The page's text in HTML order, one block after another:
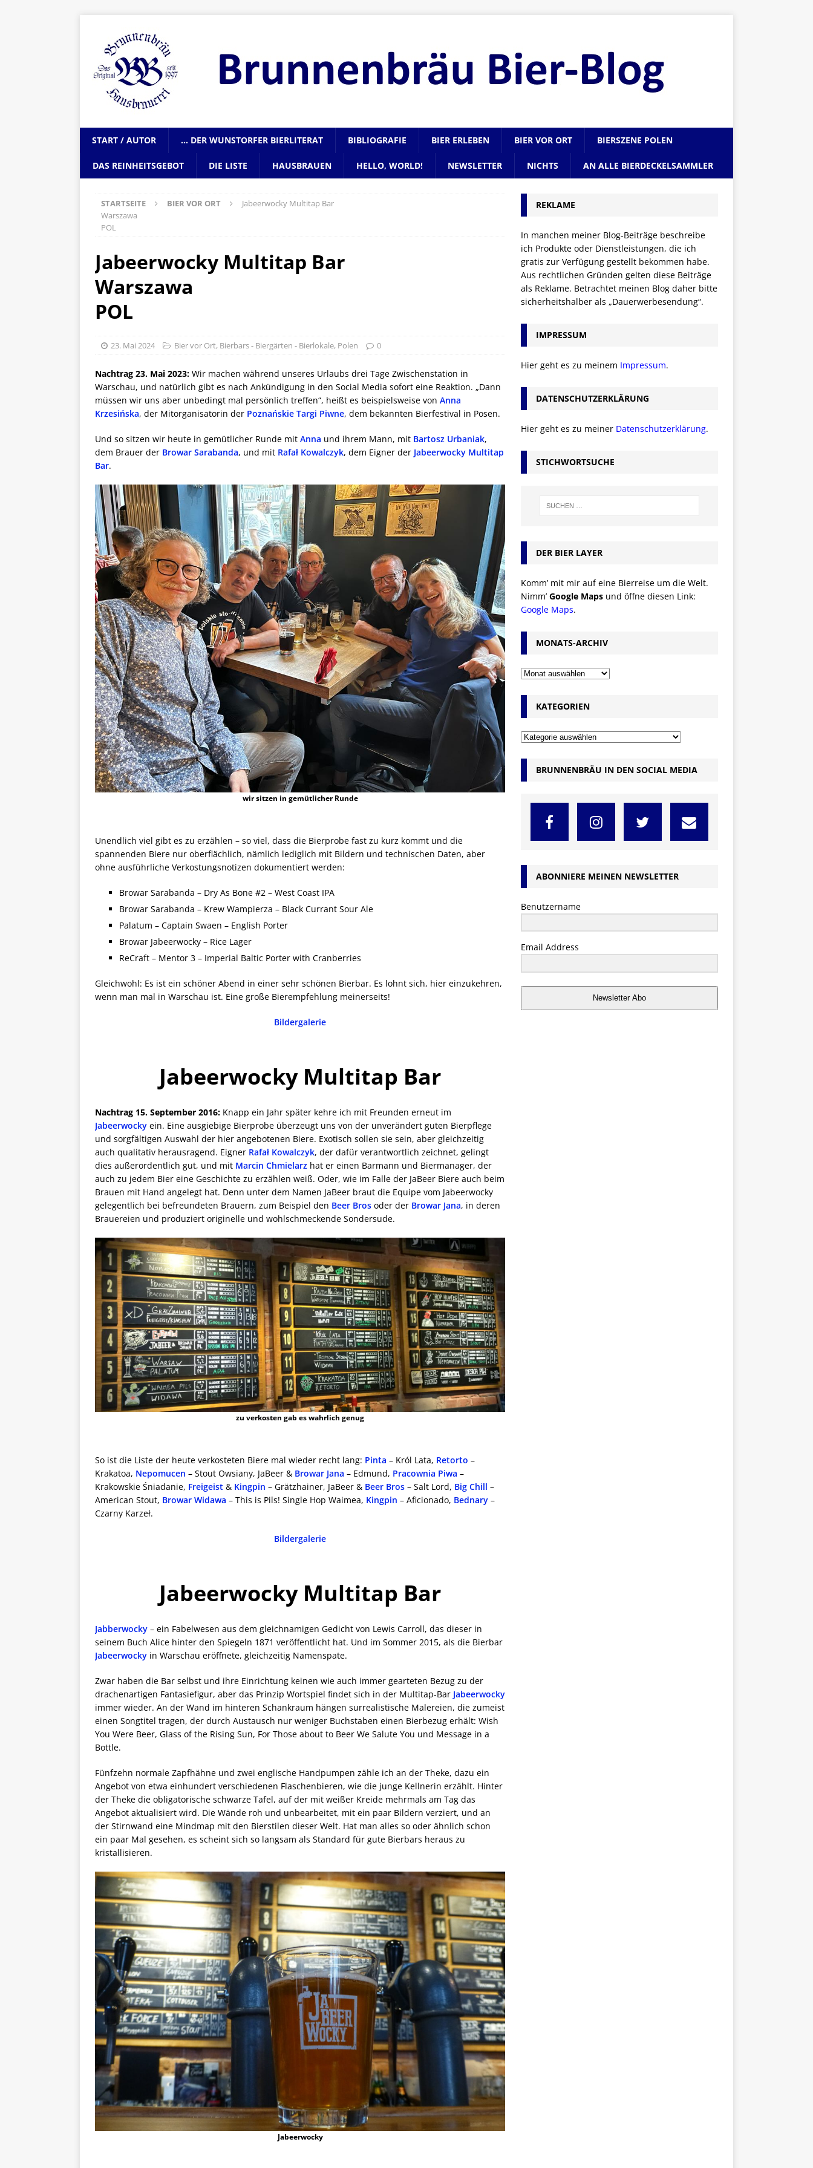
START / AUTOR … DER WUNSTORFER BIERLITERAT BIBLIOGRAFIE BIER ERLEBEN BIER VOR ORT BIERSZENE POLEN
DAS REINHEITSGEBOT DIE LISTE HAUSBRAUEN HELLO, WORLD! NEWSLETTER NICHTS AN ALLE BIERDECKELSAMMLER
STARTSEITE BIER VOR ORT
Jabeerwocky Multitap Bar
Warszawa
POL
Jabeerwocky Multitap Bar
Warszawa
POL
23. Mai 2024 Bier vor Ort, Bierbars - Biergärten - Bierlokale, Polen 0
Nachtrag 23. Mai 2023: Wir machen während unseres Urlaubs drei Tage Zwischenstation in
Warschau, und natürlich gibt es nach Ankündigung in den Social Media sofort eine Reaktion. „Dann
müssen wir uns aber unbedingt mal persönlich treffen“, heißt es beispielsweise von Anna
Krzesińska, der Mitorganisatorin der Poznańskie Targi Piwne, dem bekannten Bierfestival in Posen.
Und so sitzen wir heute in gemütlicher Runde mit Anna und ihrem Mann, mit Bartosz Urbaniak,
dem Brauer der Browar Sarabanda, und mit Rafał Kowalczyk, dem Eigner der Jabeerwocky Multitap
Bar.
wir sitzen in gemütlicher Runde
Unendlich viel gibt es zu erzählen – so viel, dass die Bierprobe fast zu kurz kommt und die
spannenden Biere nur oberflächlich, nämlich lediglich mit Bildern und technischen Daten, aber
ohne ausführliche Verkostungsnotizen dokumentiert werden:
Browar Sarabanda – Dry As Bone #2 – West Coast IPA
Browar Sarabanda – Krew Wampierza – Black Currant Sour Ale
Palatum – Captain Swaen – English Porter
Browar Jabeerwocky – Rice Lager
ReCraft – Mentor 3 – Imperial Baltic Porter with Cranberries
Gleichwohl: Es ist ein schöner Abend in einer sehr schönen Bierbar. Es lohnt sich, hier einzukehren,
wenn man mal in Warschau ist. Eine große Bierempfehlung meinerseits!
Bildergalerie
Jabeerwocky Multitap Bar
Nachtrag 15. September 2016: Knapp ein Jahr später kehre ich mit Freunden erneut im
Jabeerwocky ein. Eine ausgiebige Bierprobe überzeugt uns von der unverändert guten Bierpflege
und sorgfältigen Auswahl der hier angebotenen Biere. Exotisch sollen sie sein, aber gleichzeitig
auch qualitativ herausragend. Eigner Rafał Kowalczyk, der dafür verantwortlich zeichnet, gelingt
dies außerordentlich gut, und mit Marcin Chmielarz hat er einen Barmann und Biermanager, der
auch zu jedem Bier eine Geschichte zu erzählen weiß. Oder, wie im Falle der JaBeer Biere auch beim
Brauen mit Hand angelegt hat. Denn unter dem Namen JaBeer braut die Equipe vom Jabeerwocky
gelegentlich bei befreundeten Brauern, zum Beispiel den Beer Bros oder der Browar Jana, in deren
Brauereien und produziert originelle und wohlschmeckende Sondersude.
zu verkosten gab es wahrlich genug
So ist die Liste der heute verkosteten Biere mal wieder recht lang: Pinta – Król Lata, Retorto –
Krakatoa, Nepomucen – Stout Owsiany, JaBeer & Browar Jana – Edmund, Pracownia Piwa –
Krakowskie Śniadanie, Freigeist & Kingpin – Grätzhainer, JaBeer & Beer Bros – Salt Lord, Big Chill –
American Stout, Browar Widawa – This is Pils! Single Hop Waimea, Kingpin – Aficionado, Bednary –
Czarny Karzeł.
Bildergalerie
Jabeerwocky Multitap Bar
Jabberwocky – ein Fabelwesen aus dem gleichnamigen Gedicht von Lewis Carroll, das dieser in
seinem Buch Alice hinter den Spiegeln 1871 veröffentlicht hat. Und im Sommer 2015, als die Bierbar
Jabeerwocky in Warschau eröffnete, gleichzeitig Namenspate.
Zwar haben die Bar selbst und ihre Einrichtung keinen wie auch immer gearteten Bezug zu der
drachenartigen Fantasiefigur, aber das Prinzip Wortspiel findet sich in der Multitap-Bar Jabeerwocky
immer wieder. An der Wand im hinteren Schankraum hängen surrealistische Malereien, die zumeist
einen Songtitel tragen, der durch Austausch nur weniger Buchstaben einen Bierbezug erhält: Wish
You Were Beer, Glass of the Rising Sun, For Those about to Beer We Salute You und Message in a
Bottle.
Fünfzehn normale Zapfhähne und zwei englische Handpumpen zähle ich an der Theke, dazu ein
Angebot von etwa einhundert verschiedenen Flaschenbieren, wie die junge Kellnerin erzählt. Hinter
der Theke die obligatorische schwarze Tafel, auf der mit weißer Kreide mehrmals am Tag das
Angebot aktualisiert wird. Die Wände roh und unbearbeitet, mit ein paar Bildern verziert, und an
der Stirnwand eine Mindmap mit den Bierstilen dieser Welt. Hat man alles so oder ähnlich schon
ein paar Mal gesehen, es scheint sich so langsam als Standard für gute Bierbars heraus zu
kristallisieren.
Jabeerwocky
REKLAME
In manchen meiner Blog-Beiträge beschreibe
ich Produkte oder Dienstleistungen, die ich
gratis zur Verfügung gestellt bekommen habe.
Aus rechtlichen Gründen gelten diese Beiträge
als Reklame. Betrachtet meinen Blog daher bitte
sicherheitshalber als „Dauerwerbesendung“.
IMPRESSUM
Hier geht es zu meinem Impressum.
DATENSCHUTZERKLÄRUNG
Hier geht es zu meiner Datenschutzerklärung.
STICHWORTSUCHE
DER BIER LAYER
Komm’ mit mir auf eine Bierreise um die Welt.
Nimm’ Google Maps und öffne diesen Link:
Google Maps.
MONATS-ARCHIV
KATEGORIEN
BRUNNENBRÄU IN DEN SOCIAL MEDIA
ABONNIERE MEINEN NEWSLETTER
Benutzername
Email Address
Newsletter Abo